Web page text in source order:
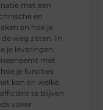
met een
en
en hoe je
weg zitten. In
je leveringen,
met
je functies
kan en welke
te blijven
vaker